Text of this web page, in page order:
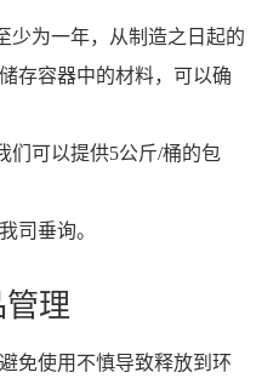
少为一年，从制造之日起的
存容器中的材料，可以确
们可以提供5公斤/桶的包
司垂询。
理
免使用不慎导致释放到环